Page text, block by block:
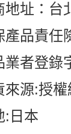
地址：台
產品責任
業者登錄
來源:授
:日本